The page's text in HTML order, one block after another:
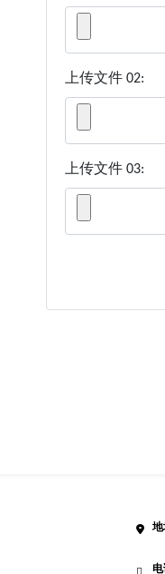
上传文件 02:
上传文件 03:
地
电